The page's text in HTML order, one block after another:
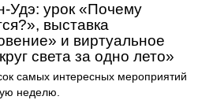
Удэ: урок «Почему
выставка
и виртуальное
света за одно лето»
самых интересных мероприятий
неделю.